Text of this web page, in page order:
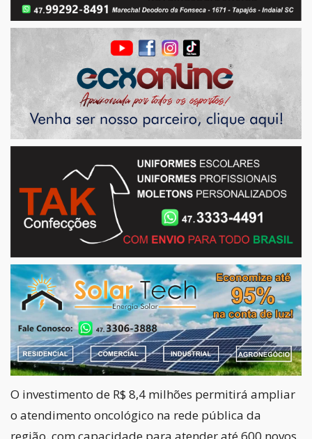
O investimento de R$ 8,4 milhões permitirá ampliar
o atendimento oncológico na rede pública da